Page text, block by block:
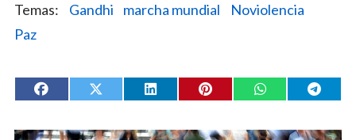
Gandhi marcha mundial
Noviolencia
Paz